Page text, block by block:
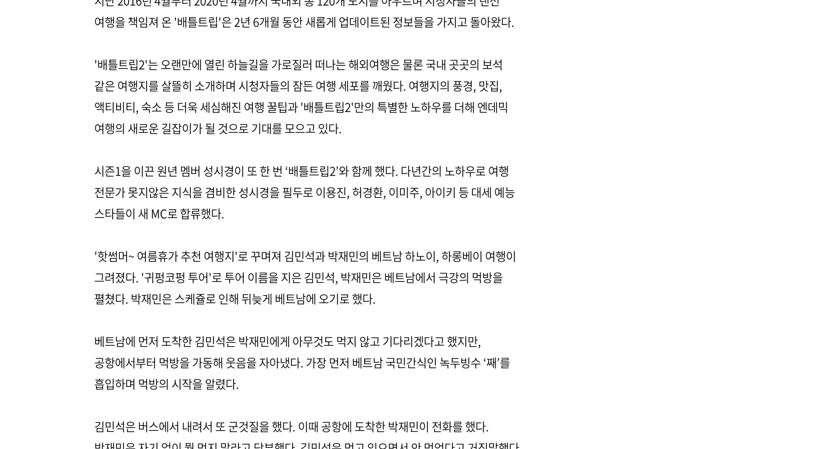
여행을 책임져 온 '배틀트립'은 2년 6개월 동안 새롭게 업데이트된 정보들을 가지고 돌아왔다.
'배틀트립2'는 오랜만에 열린 하늘길을 가로질러 떠나는 해외여행은 물론 국내 곳곳의 보석
같은 여행지를 살뜰히 소개하며 시청자들의 잠든 여행 세포를 깨웠다. 여행지의 풍경, 맛집,
액티비티, 숙소 등 더욱 세심해진 여행 꿀팁과 '배틀트립2'만의 특별한 노하우를 더해 엔데믹
여행의 새로운 길잡이가 될 것으로 기대를 모으고 있다.
시즌1을 이끈 원년 멤버 성시경이 또 한 번 ‘배틀트립2’와 함께 했다. 다년간의 노하우로 여행
전문가 못지않은 지식을 겸비한 성시경을 필두로 이용진, 허경환, 이미주, 아이키 등 대세 예능
스타들이 새 MC로 합류했다.
'핫썸머~ 여름휴가 추천 여행지'로 꾸며져 김민석과 박재민의 베트남 하노이, 하롱베이 여행이
그려졌다. '귀펑코펑 투어'로 투어 이름을 지은 김민석, 박재민은 베트남에서 극강의 먹방을
펼쳤다. 박재민은 스케쥴로 인해 뒤늦게 베트남에 오기로 했다.
베트남에 먼저 도착한 김민석은 박재민에게 아무것도 먹지 않고 기다리겠다고 했지만,
공항에서부터 먹방을 가동해 웃음을 자아냈다. 가장 먼저 베트남 국민간식인 녹두빙수 ‘째’를
흡입하며 먹방의 시작을 알렸다.
김민석은 버스에서 내려서 또 군것질을 했다. 이때 공항에 도착한 박재민이 전화를 했다.